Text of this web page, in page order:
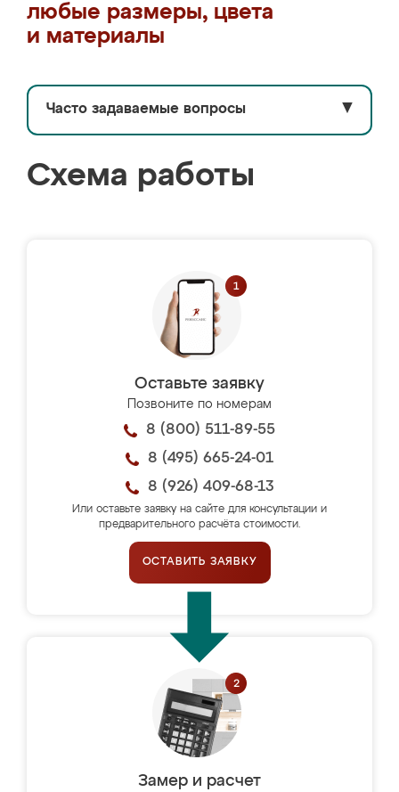
любые размеры, цвета
и материалы
Часто задаваемые вопросы ▼
Схема работы
Оставьте заявку
Позвоните по номерам
8 (800) 511-89-55
8 (495) 665-24-01
8 (926) 409-68-13
Или оставьте заявку на сайте для консультации и
предварительного расчёта стоимости.
ОСТАВИТЬ ЗАЯВКУ
Замер и расчет